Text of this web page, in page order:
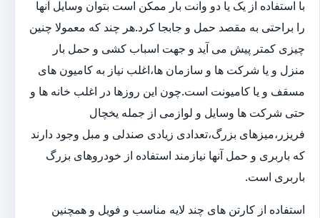
با استفاده از یک یا دو وانت بار ممکن است بتوان وسایل آنها
را براحتی به مقصد حمل و جابجا کرد.هر چند که معمولا چنین
چیزی کمتر پیش می آید و جهت اسباب کشی و حمل بار
منزل و یا شرکت ها و سازمان ها،اغلب نیاز به کامیون های
مسقف و یا کامیونت است.چون این روزها در اغلب خانه ها و
حتی شرکت ها وسایل و لوازمی از جمله یخچال
فریزر،میزهای بزرگ،تعدادی زیادی صندلی و مبل وجود دارند
که باربری و حمل آنها نیازمند استفاده از خودروهای بزرگ
باربری است.
استفاده از کارتن های چند لایه مناسب و فویل و همچنین